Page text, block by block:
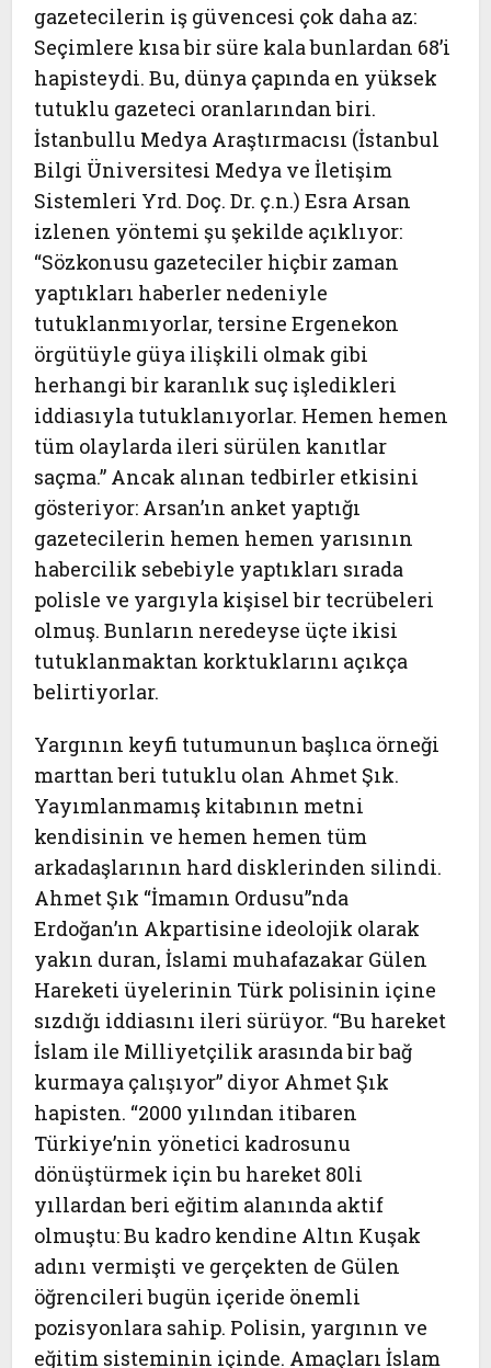
gazetecilerin iş güvencesi çok daha az:
Seçimlere kısa bir süre kala bunlardan 68’i
hapisteydi. Bu, dünya çapında en yüksek
tutuklu gazeteci oranlarından biri.
İstanbullu Medya Araştırmacısı (İstanbul
Bilgi Üniversitesi Medya ve İletişim
Sistemleri Yrd. Doç. Dr. ç.n.) Esra Arsan
izlenen yöntemi şu şekilde açıklıyor:
“Sözkonusu gazeteciler hiçbir zaman
yaptıkları haberler nedeniyle
tutuklanmıyorlar, tersine Ergenekon
örgütüyle güya ilişkili olmak gibi
herhangi bir karanlık suç işledikleri
iddiasıyla tutuklanıyorlar. Hemen hemen
tüm olaylarda ileri sürülen kanıtlar
saçma.” Ancak alınan tedbirler etkisini
gösteriyor: Arsan’ın anket yaptığı
gazetecilerin hemen hemen yarısının
habercilik sebebiyle yaptıkları sırada
polisle ve yargıyla kişisel bir tecrübeleri
olmuş. Bunların neredeyse üçte ikisi
tutuklanmaktan korktuklarını açıkça
belirtiyorlar.
Yargının keyfi tutumunun başlıca örneği
marttan beri tutuklu olan Ahmet Şık.
Yayımlanmamış kitabının metni
kendisinin ve hemen hemen tüm
arkadaşlarının hard disklerinden silindi.
Ahmet Şık “İmamın Ordusu”nda
Erdoğan’ın Akpartisine ideolojik olarak
yakın duran, İslami muhafazakar Gülen
Hareketi üyelerinin Türk polisinin içine
sızdığı iddiasını ileri sürüyor. “Bu hareket
İslam ile Milliyetçilik arasında bir bağ
kurmaya çalışıyor” diyor Ahmet Şık
hapisten. “2000 yılından itibaren
Türkiye’nin yönetici kadrosunu
dönüştürmek için bu hareket 80li
yıllardan beri eğitim alanında aktif
olmuştu: Bu kadro kendine Altın Kuşak
adını vermişti ve gerçekten de Gülen
öğrencileri bugün içeride önemli
pozisyonlara sahip. Polisin, yargının ve
eğitim sisteminin içinde. Amaçları İslam